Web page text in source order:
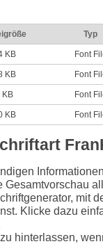
Typ
KB Font
KB Font
KB Font
KB Font
mit
Klicke dazu
hinterlassen,